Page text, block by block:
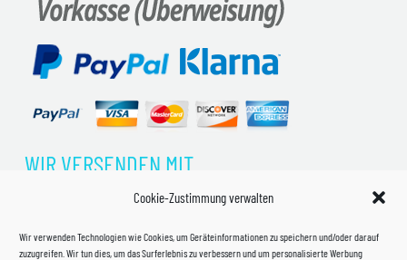
Cookie-Zustimmung verwalten
Wir verwenden Technologien wie Cookies, um Geräteinformationen zu speichern und/oder darauf
zuzugreifen. Wir tun dies, um das Surferlebnis zu verbessern und um personalisierte Werbung
WIR VERSENDEN MIT